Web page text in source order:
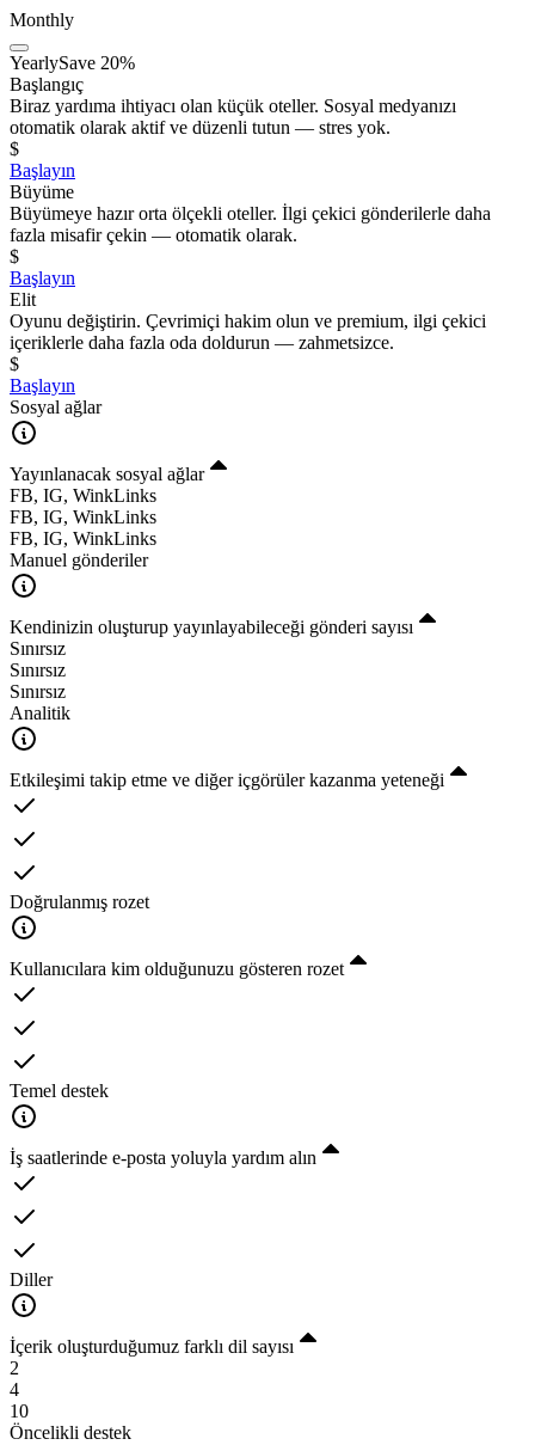
Monthly
YearlySave 20%
Başlangıç
Biraz yardıma ihtiyacı olan küçük oteller. Sosyal medyanızı
otomatik olarak aktif ve düzenli tutun — stres yok.
$
Başlayın
Büyüme
Büyümeye hazır orta ölçekli oteller. İlgi çekici gönderilerle daha
fazla misafir çekin — otomatik olarak.
$
Başlayın
Elit
Oyunu değiştirin. Çevrimiçi hakim olun ve premium, ilgi çekici
içeriklerle daha fazla oda doldurun — zahmetsizce.
$
Başlayın
Sosyal ağlar
Yayınlanacak sosyal ağlar
FB, IG, WinkLinks
FB, IG, WinkLinks
FB, IG, WinkLinks
Manuel gönderiler
Kendinizin oluşturup yayınlayabileceği gönderi sayısı
Sınırsız
Sınırsız
Sınırsız
Analitik
Etkileşimi takip etme ve diğer içgörüler kazanma yeteneği
Doğrulanmış rozet
Kullanıcılara kim olduğunuzu gösteren rozet
Temel destek
İş saatlerinde e-posta yoluyla yardım alın
Diller
İçerik oluşturduğumuz farklı dil sayısı
2
4
10
Öncelikli destek